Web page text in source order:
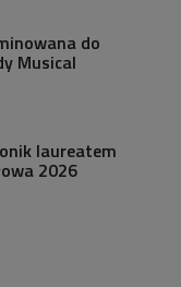
do
Musical
laureatem
2026